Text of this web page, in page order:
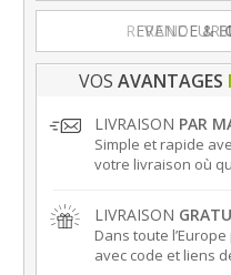
FRANCE &
VOS AVANTAGES
LIVRAISON PAR
Simple et rapide
votre livraison où
LIVRAISON
Dans toute
avec code et liens